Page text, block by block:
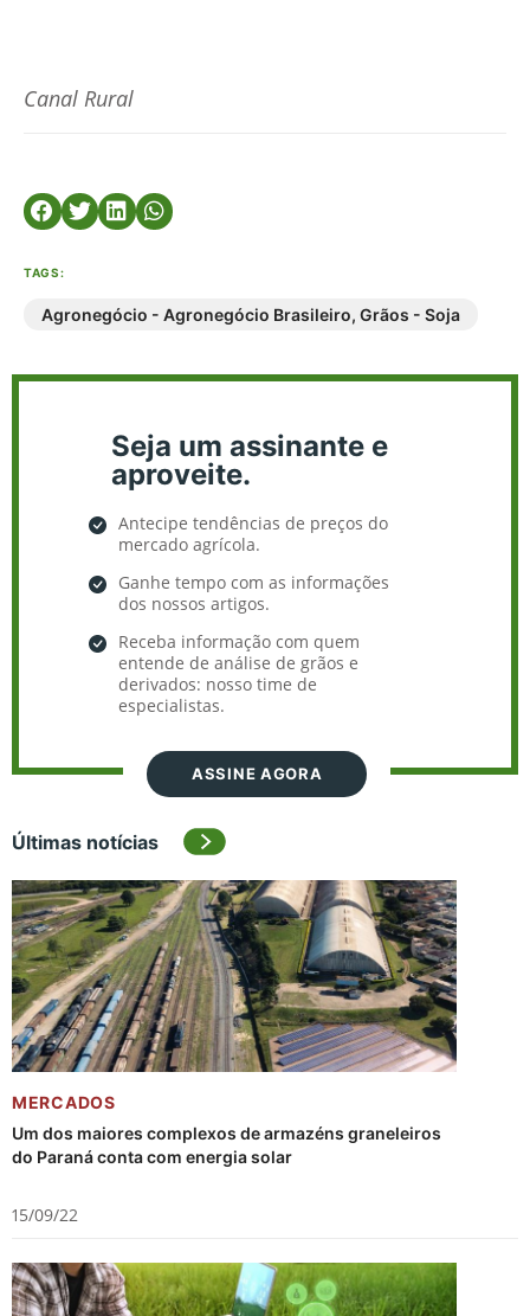
Canal Rural
TAGS:
Agronegócio - Agronegócio Brasileiro, Grãos - Soja
Seja um assinante e
aproveite.
Antecipe tendências de preços do
mercado agrícola.
Ganhe tempo com as informações
dos nossos artigos.
Receba informação com quem
entende de análise de grãos e
derivados: nosso time de
especialistas.
ASSINE AGORA
Últimas notícias
MERCADOS
Um dos maiores complexos de armazéns graneleiros
do Paraná conta com energia solar
15/09/22